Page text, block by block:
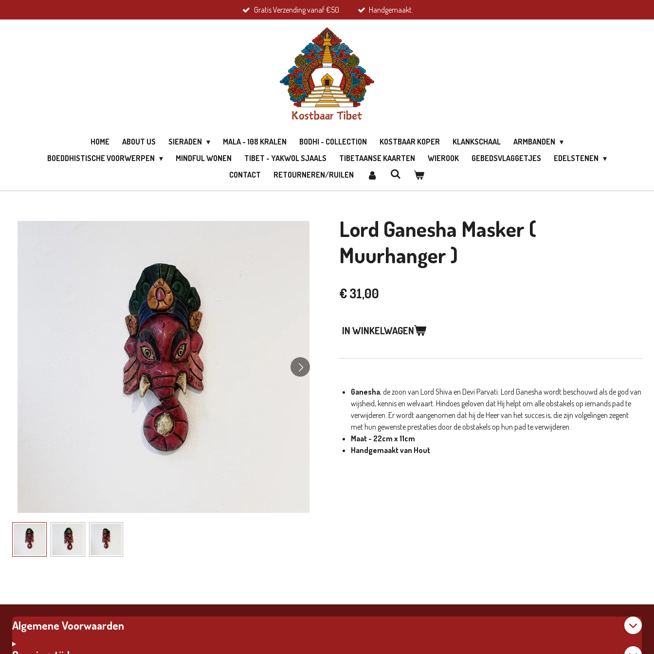
direct
Gratis Verzending vanaf €50. Handgemaakt.
HOME ABOUT US SIERADEN MALA - 108 KRALEN BODHI - COLLECTION KOSTBAAR KOPER KLANKSCHAAL
ARMBANDEN
BOEDDHISTISCHE VOORWERPEN
MINDFUL WONEN TIBET - YAKWOL SJAALS TIBETAANSE KAARTEN WIEROOK GEBEDSVLAGGETJES
EDELSTENEN
CONTACT
RETOURNEREN/RUILEN
Lord Ganesha Masker (
Muurhanger )
€ 31,00
IN WINKELWAGEN
Ganesha, de zoon van Lord Shiva en Devi Parvati. Lord Ganesha wordt beschouwd als de god van
wijsheid, kennis en welvaart. Hindoes geloven dat Hij helpt om alle obstakels op iemands pad te
verwijderen. Er wordt aangenomen dat hij de Heer van het succes is, die zijn volgelingen zegent
met hun gewenste prestaties door de obstakels op hun pad te verwijderen.
Maat - 22cm x 11cm
Handgemaakt van Hout
Algemene Voorwaarden